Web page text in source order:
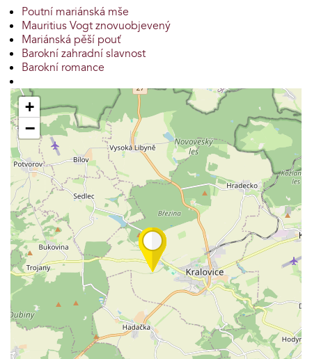
Poutní mariánská mše
Mauritius Vogt znovuobjevený
Mariánská pěší pouť
Barokní zahradní slavnost
Barokní romance
+
−